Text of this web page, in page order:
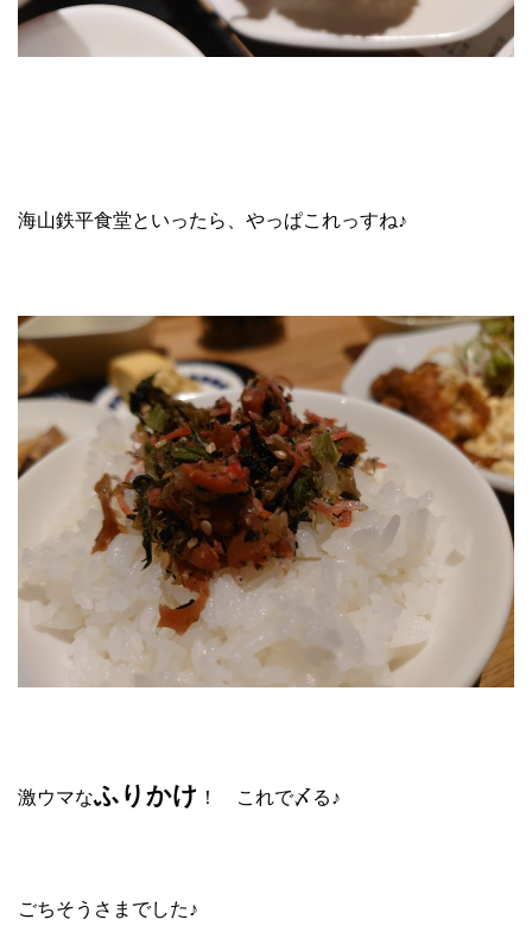
海山鉄平食堂といったら、やっぱこれっすね♪
激ウマなふりかけ ！ これで〆る♪
ごちそうさまでした♪